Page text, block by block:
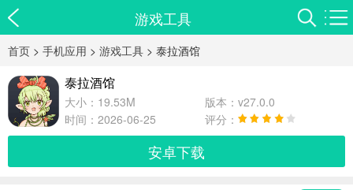
游戏工具
首页 > 手机应用 > 游戏工具 > 泰拉酒馆
泰拉酒馆
大小：19.53M
版本：v27.0.0
时间：2026-06-25
评分：
安卓下载